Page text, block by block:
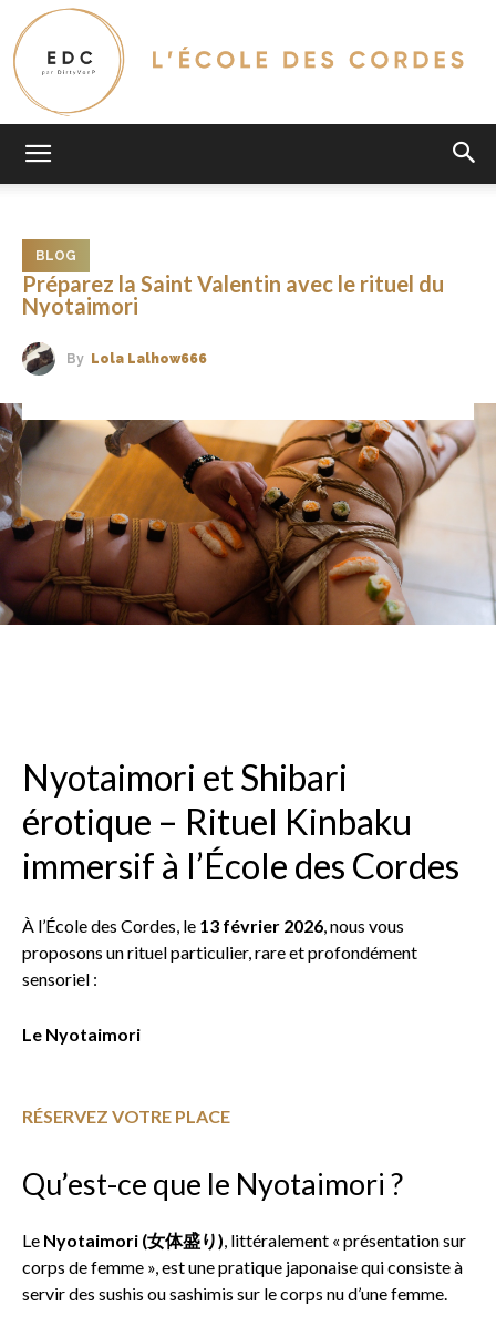
Des
BLOG
Préparez la Saint Valentin avec le rituel du
Nyotaimori
By Lola Lalhow666
Nyotaimori et Shibari
érotique – Rituel Kinbaku
immersif à l’École des Cordes
À l’École des Cordes, le 13 février 2026, nous vous
proposons un rituel particulier, rare et profondément
sensoriel :
Le Nyotaimori
RÉSERVEZ VOTRE PLACE
Qu’est-ce que le Nyotaimori ?
Le Nyotaimori (女体盛り), littéralement « présentation sur
corps de femme », est une pratique japonaise qui consiste à
servir des sushis ou sashimis sur le corps nu d’une femme.